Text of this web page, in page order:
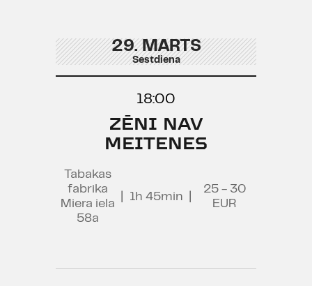
29. MARTS
Sestdiena
18:00
ZĒNI NAV
MEITENES
Tabakas
fabrika
Miera iela
58a
1h 45min
25 - 30
EUR